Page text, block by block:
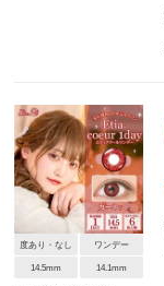
度あり・なし ワンデー
14.5mm 14.1mm